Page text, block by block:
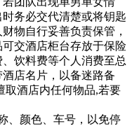
务必交代清楚或将钥匙
物自行妥善负责保管，
交酒店柜台存放于保险
饮料费等个人消费至总
店名片，以备迷路备
取酒店内任何物品,若要
、颜色、车号，以免停